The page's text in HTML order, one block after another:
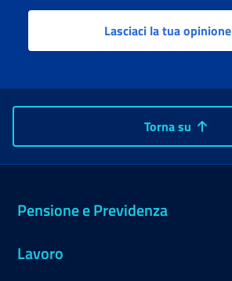
Lasciaci la tua opinione
Torna su
Pensione e Previdenza
Lavoro